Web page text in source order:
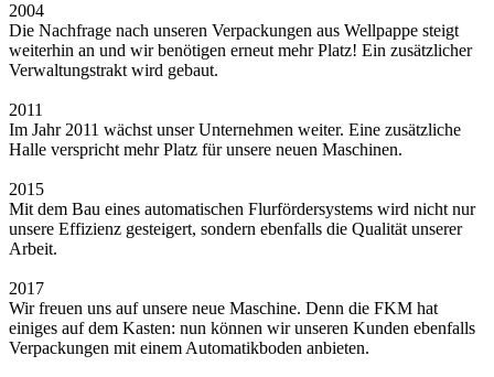
2004
Die Nachfrage nach unseren Verpackungen aus Wellpappe steigt
weiterhin an und wir benötigen erneut mehr Platz! Ein zusätzlicher
Verwaltungstrakt wird gebaut.
2011
Im Jahr 2011 wächst unser Unternehmen weiter. Eine zusätzliche
Halle verspricht mehr Platz für unsere neuen Maschinen.
2015
Mit dem Bau eines automatischen Flurfördersystems wird nicht nur
unsere Effizienz gesteigert, sondern ebenfalls die Qualität unserer
Arbeit.
2017
Wir freuen uns auf unsere neue Maschine. Denn die FKM hat
einiges auf dem Kasten: nun können wir unseren Kunden ebenfalls
Verpackungen mit einem Automatikboden anbieten.